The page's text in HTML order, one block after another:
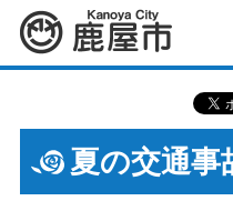
鹿屋市
夏の交通事